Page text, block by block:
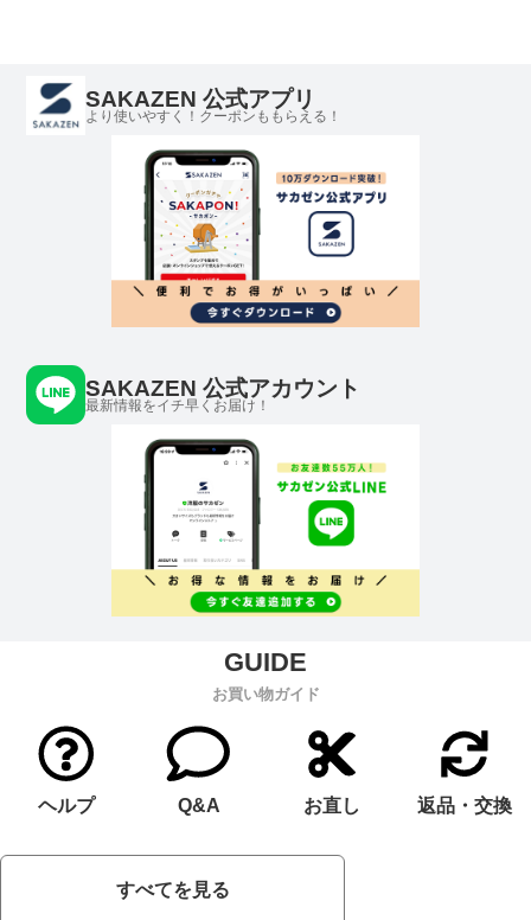
SAKAZEN 公式アプリ
より使いやすく！クーポンももらえる！
SAKAZEN 公式アカウント
最新情報をイチ早くお届け！
お買い物ガイド
ヘルプ Q&A お直し 返品・交換
すべてを見る